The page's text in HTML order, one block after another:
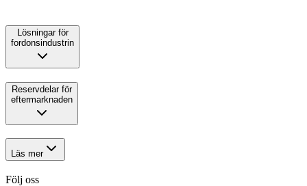
Lösningar för
fordonsindustrin
Reservdelar för
eftermarknaden
Läs mer
Följ oss